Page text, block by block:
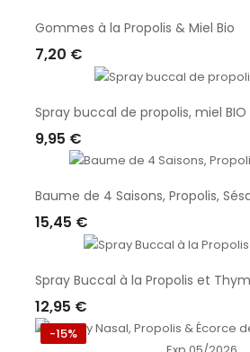
Gommes à la Propolis & Miel Bio
7,20 €
Ajouter Au Panier
Spray buccal de propolis, miel BIO
9,95 €
Ajouter Au Panier
Baume de 4 Saisons, Propolis,
15,45 €
Ajouter Au Panier
Spray Buccal à la Propolis et
12,95 €
Ajouter Au Panier
-15%